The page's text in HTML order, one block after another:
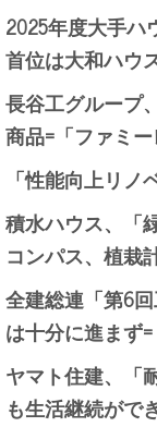
2025年度大手ハ
首位は大和ハウ
長谷工グループ
商品=「ファミ
「性能向上リノ
積水ハウス、「
コンパス、植栽
全建総連「第6
は十分に進まず
ヤマト住建、「
も生活継続がで